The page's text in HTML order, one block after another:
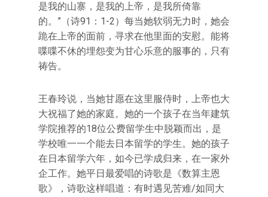
是我的山寨，是我的上帝，是我所倚靠
的。”（诗91：1-2）每当她软弱无力时，她会
跪在上帝的面前，寻求在他里面的安慰。能将
喋喋不休的埋怨变为甘心乐意的服事的，只有
祷告。
王春玲说，当她甘愿在这里服侍时，上帝也大
大祝福了她的家庭。她的一个孩子在当年建筑
学院推荐的18位公费留学生中脱颖而出，是
学校唯一一个能去日本留学的学生。她的孩子
在日本留学六年，如今已学成归来，在一家外
企工作。她平日最爱唱的诗歌是《数算主恩
歌》，诗歌这样唱道：有时遇见苦难/如同大